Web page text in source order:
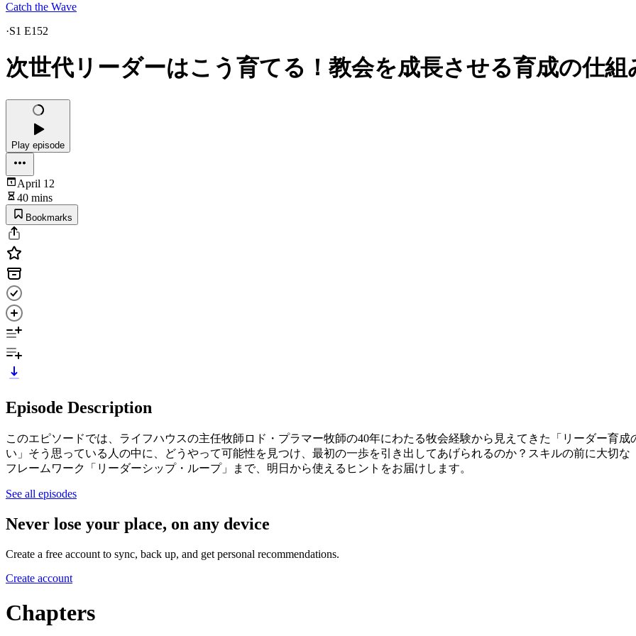
Catch the Wave
·S1 E152
次世代リーダーはこう育てる！教会を成長させる育成の仕組
Play episode
April 12
40 mins
Bookmarks
Episode Description
このエピソードでは、ライフハウスの主任牧師ロド・プラマー牧師の40年にわたる牧会経験から見えてきた「リーダー育
い」そう思っている人の中に、どうやって可能性を見つけ、最初の一歩を引き出してあげられるのか？スキルの前に大切
フレームワーク「リーダーシップ・ループ」まで、明日から使えるヒントをお届けします。
See all episodes
Never lose your place, on any device
Create a free account to sync, back up, and get personal recommendations.
Create account
Chapters